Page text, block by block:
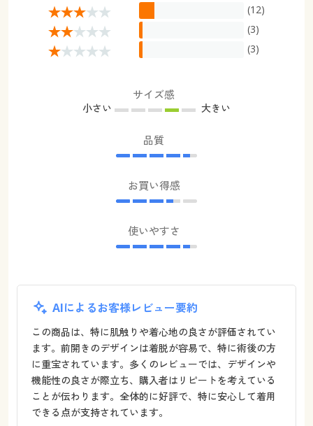
(12)
(3)
(3)
サイズ感
小さい 大きい
品質
お買い得感
使いやすさ
AIによるお客様レビュー要約
この商品は、特に肌触りや着心地の良さが評価されてい
ます。前開きのデザインは着脱が容易で、特に術後の方
に重宝されています。多くのレビューでは、デザインや
機能性の良さが際立ち、購入者はリピートを考えている
ことが伝わります。全体的に好評で、特に安心して着用
できる点が支持されています。